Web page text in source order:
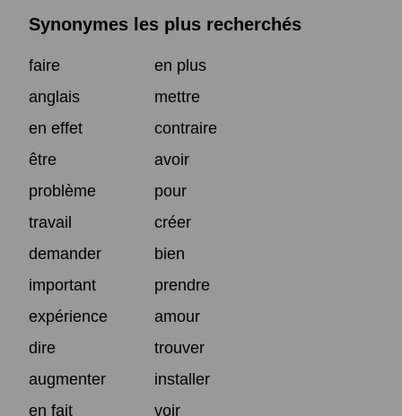
Synonymes les plus recherchés
faire
en plus
anglais
mettre
en effet
contraire
être
avoir
problème
pour
travail
créer
demander
bien
important
prendre
expérience
amour
dire
trouver
augmenter
installer
en fait
voir